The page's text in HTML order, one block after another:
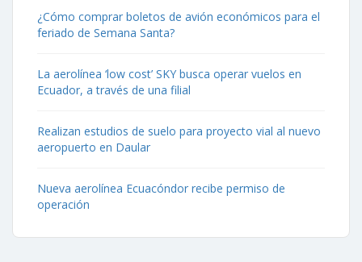
¿Cómo comprar boletos de avión económicos para el
feriado de Semana Santa?
La aerolínea ‘low cost’ SKY busca operar vuelos en
Ecuador, a través de una filial
Realizan estudios de suelo para proyecto vial al nuevo
aeropuerto en Daular
Nueva aerolínea Ecuacóndor recibe permiso de
operación